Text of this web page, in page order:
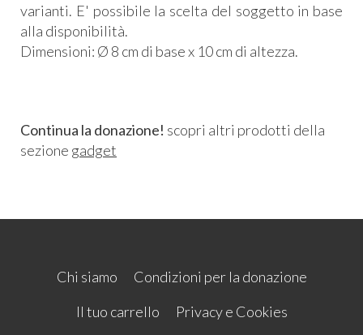
varianti. E' possibile la scelta del soggetto in base
alla disponibilità.
Dimensioni: Ø 8 cm di base x 10 cm di altezza.
Continua la donazione! scopri altri prodotti della
sezione gadget
Chi siamo
Condizioni per la donazione
Il tuo carrello
Privacy e Cookies